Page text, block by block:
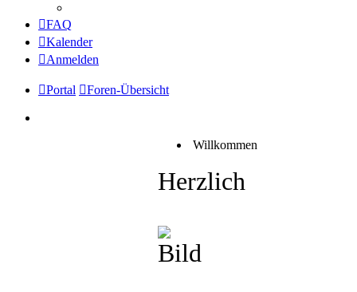
FAQ
Kalender
Anmelden
Portal Foren-Übersicht
Willkommen
Herzlich